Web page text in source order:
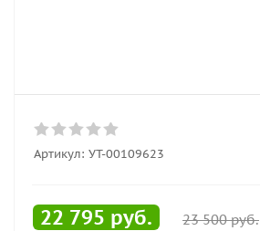
Артикул: УТ-00109623
22 795 руб. 23 500руб.